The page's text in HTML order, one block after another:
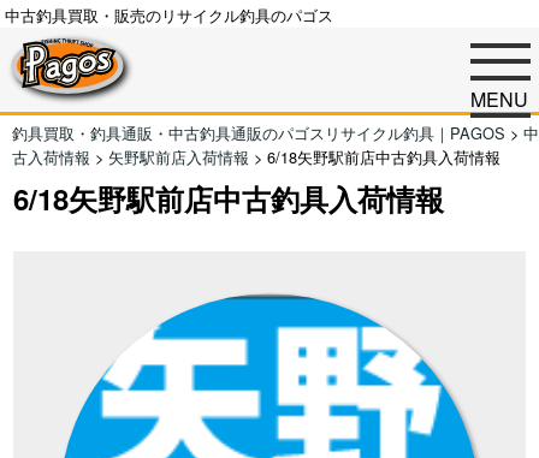
中古釣具買取・販売のリサイクル釣具のパゴス
MENU
釣具買取・釣具通販・中古釣具通販のパゴスリサイクル釣具｜PAGOS > 中
古入荷情報 > 矢野駅前店入荷情報 > 6/18矢野駅前店中古釣具入荷情報
6/18矢野駅前店中古釣具入荷情報